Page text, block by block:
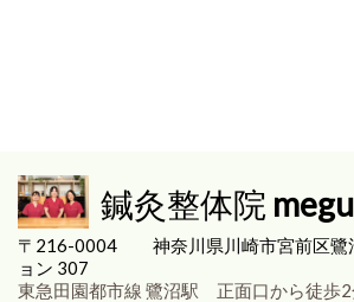
鍼灸整体院
〒216-0004 神奈川県川崎市宮前区鷺
ョン 307
東急田園都市線 鷺沼駅 正面口から徒歩2